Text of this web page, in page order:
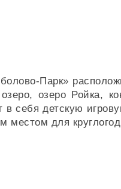
Парк»
озеро Ройка,
в себя детскую
местом для